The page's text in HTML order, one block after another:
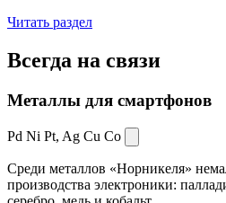
Читать раздел
Всегда на связи
Металлы для смартфонов
Pd Ni Pt, Ag Cu Co
Среди металлов «Норникеля»
производства электроники: